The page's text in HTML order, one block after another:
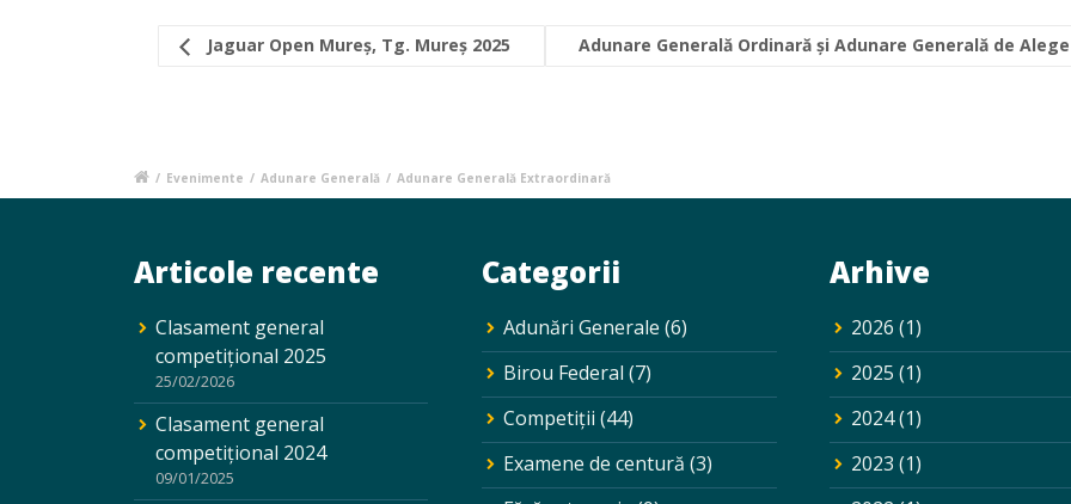
Jaguar Open Mureș, Tg. Mureș 2025 Adunare Generală Ordinară și Adunare Generală de
/ Evenimente / Adunare Generală / Adunare Generală Extraordinară
Articole recente
Clasament general
competițional 2025
25/02/2026
Clasament general
competițional 2024
09/01/2025
Categorii
Adunări Generale (6)
Birou Federal (7)
Competiții (44)
Examene de centură (3)
Arhive
2026 (1)
2025 (1)
2024(1)
2023 (1)